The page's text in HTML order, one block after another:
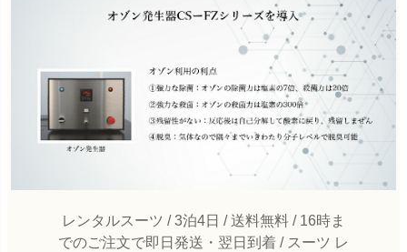
レンタルスーツ / 3泊4日 / 送料無料 / 16時ま
でのご注文で即日発送・翌日到着 / スーツ レ